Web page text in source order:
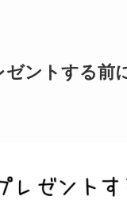
ントする前